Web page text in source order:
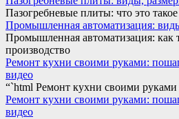
Пазогребневые плиты: что это
Промышленная автоматизация:
Промышленная автоматизация: как
производство
Ремонт кухни своими руками:
видео
“`html Ремонт кухни своими руками
Ремонт кухни своими руками:
видео